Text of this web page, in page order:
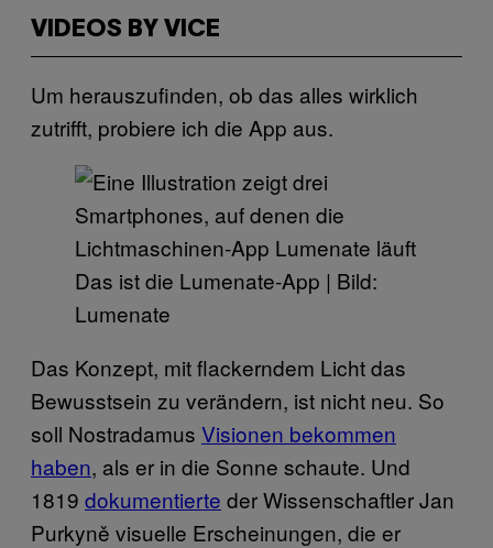
VIDEOS BY VICE
Um herauszufinden, ob das alles wirklich
zutrifft, probiere ich die App aus.
Das ist die Lumenate-App | Bild:
Lumenate
Das Konzept, mit flackerndem Licht das
Bewusstsein zu verändern, ist nicht neu. So
soll Nostradamus Visionen bekommen
haben, als er in die Sonne schaute. Und
1819 dokumentierte der Wissenschaftler Jan
Purkyně visuelle Erscheinungen, die er